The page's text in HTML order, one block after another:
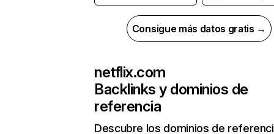
Consigue más datos gratis →
netflix.com
Backlinks y dominios de
referencia
Descubre los dominios de